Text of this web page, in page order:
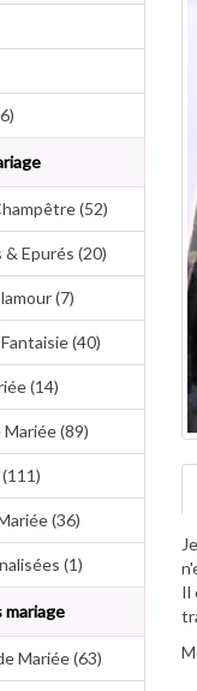
(52)
Epurés (20)
(7)
(40)
(14)
(89)
(36)
(1)
Mariée (63)
Il